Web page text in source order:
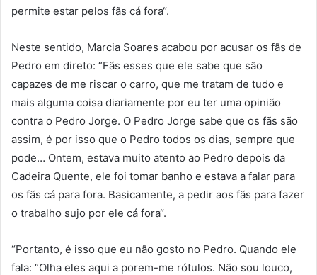
permite estar pelos fãs cá fora“.
Neste sentido, Marcia Soares acabou por acusar os fãs de
Pedro em direto: “Fãs esses que ele sabe que são
capazes de me riscar o carro, que me tratam de tudo e
mais alguma coisa diariamente por eu ter uma opinião
contra o Pedro Jorge. O Pedro Jorge sabe que os fãs são
assim, é por isso que o Pedro todos os dias, sempre que
pode… Ontem, estava muito atento ao Pedro depois da
Cadeira Quente, ele foi tomar banho e estava a falar para
os fãs cá para fora. Basicamente, a pedir aos fãs para fazer
o trabalho sujo por ele cá fora“.
“Portanto, é isso que eu não gosto no Pedro. Quando ele
fala: “Olha eles aqui a porem-me rótulos. Não sou louco,